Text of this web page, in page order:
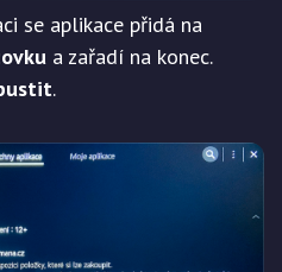
se aplikace přidá na
a zařadí na konec.
.